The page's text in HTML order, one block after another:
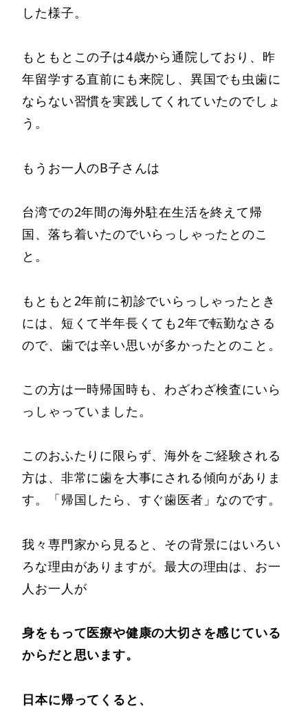
した様子。
もともとこの子は4歳から通院しており、昨
年留学する直前にも来院し、異国でも虫歯に
ならない習慣を実践してくれていたのでしょ
う。
もうお一人のB子さんは
台湾での2年間の海外駐在生活を終えて帰
国、落ち着いたのでいらっしゃったとのこ
と。
もともと2年前に初診でいらっしゃったとき
には、短くて半年長くても2年で転勤なさる
ので、歯では辛い思いが多かったとのこと。
この方は一時帰国時も、わざわざ検査にいら
っしゃっていました。
このおふたりに限らず、海外をご経験される
方は、非常に歯を大事にされる傾向がありま
す。「帰国したら、すぐ歯医者」なのです。
我々専門家から見ると、その背景にはいろい
ろな理由がありますが。最大の理由は、お一
人お一人が
身をもって医療や健康の大切さを感じている
からだと思います。
日本に帰ってくると、